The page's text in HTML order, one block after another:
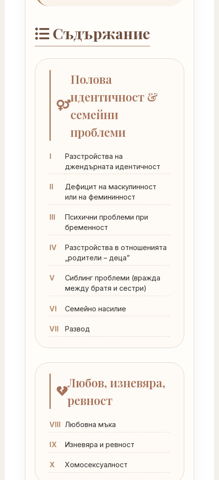
Съдържание
Полова
идентичност &
семейни
проблеми
I
Разстройства на
джендърната идентичност
II
Дефицит на маскулинност
или на фемининност
III
Психични проблеми при
бременност
IV
Разстройства в отношенията
„родители – деца”
V
Сиблинг проблеми (вражда
между братя и сестри)
VI Семейно насилие
VII Развод
Любов, изневяра,
ревност
VIII Любовна мъка
IX Изневяра и ревност
X Хомосексуалност